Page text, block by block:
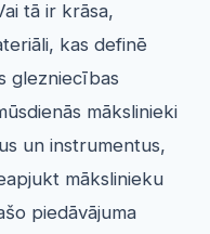
tā ir krāsa,
kas definē
glezniecības
mākslinieki
un instrumentus,
mākslinieku
piedāvājuma